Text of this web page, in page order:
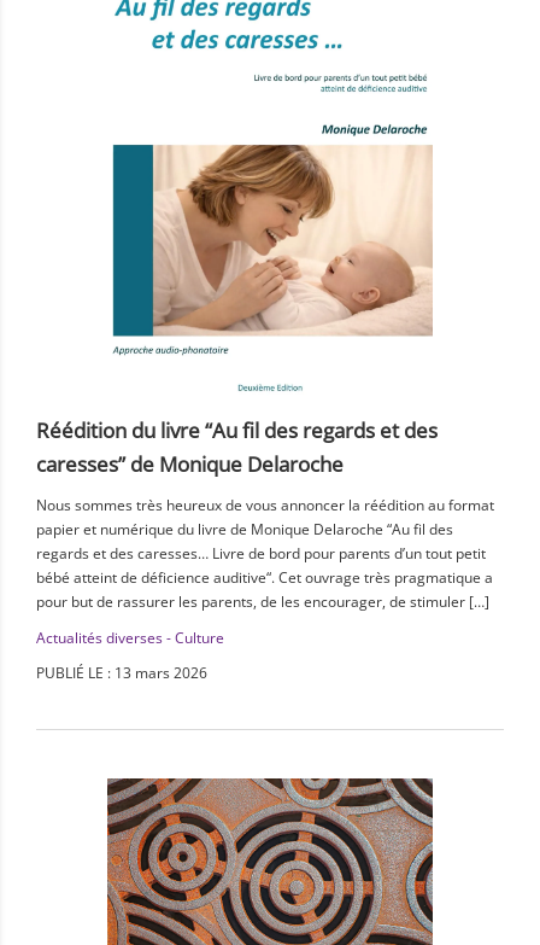
Réédition du livre “Au fil des regards et des
caresses” de Monique Delaroche
Nous sommes très heureux de vous annoncer la réédition au format
papier et numérique du livre de Monique Delaroche “Au fil des
regards et des caresses… Livre de bord pour parents d’un tout petit
bébé atteint de déficience auditive“. Cet ouvrage très pragmatique a
pour but de rassurer les parents, de les encourager, de stimuler […]
Actualités diverses - Culture
PUBLIÉ LE : 13 mars 2026